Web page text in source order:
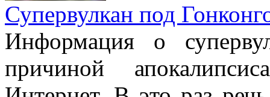
Супервулкан под
Информация о
причиной